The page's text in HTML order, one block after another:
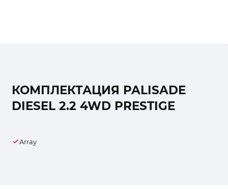
КОМПЛЕКТАЦИЯ PALISADE
DIESEL 2.2 4WD PRESTIGE
Array